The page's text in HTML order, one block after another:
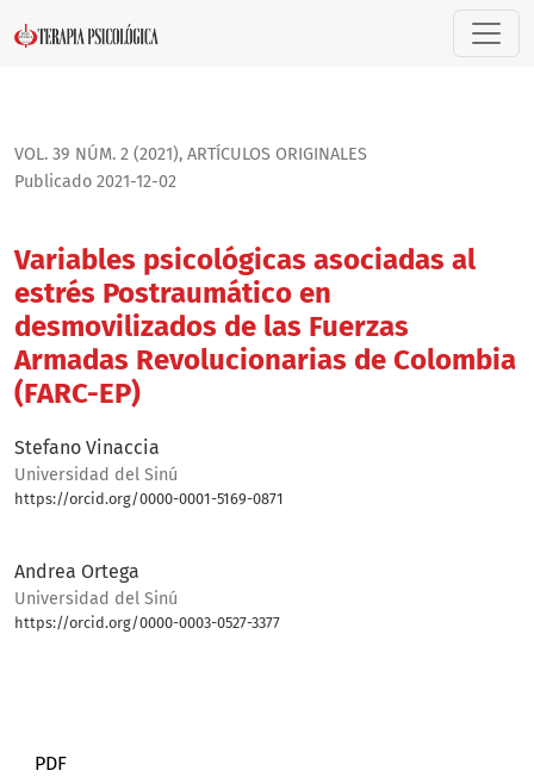
Variables psicológicas asociadas al estrés Postraumático
VOL. 39 NÚM. 2 (2021), ARTÍ­CULOS ORIGINALES
Variables psicológicas asociadas al
estrés Postraumático en
desmovilizados de las Fuerzas
Armadas Revolucionarias de Colombia
(FARC-EP)
Publicado 2021-12-02
Stefano Vinaccia
Universidad del Sinú
https://orcid.org/0000-0001-5169-0871
Andrea Ortega
Universidad del Sinú
https://orcid.org/0000-0003-0527-3377
PDF